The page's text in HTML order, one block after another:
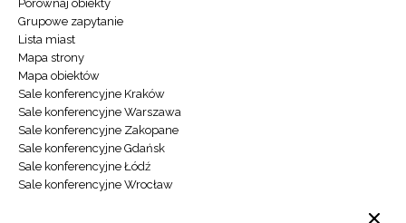
Porównaj obiekty
Grupowe zapytanie
Lista miast
Mapa strony
Mapa obiektów
Sale konferencyjne Kraków
Sale konferencyjne Warszawa
Sale konferencyjne Zakopane
Sale konferencyjne Gdańsk
Sale konferencyjne Łódź
Sale konferencyjne Wrocław